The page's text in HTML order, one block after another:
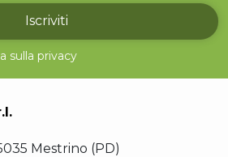
Iscriviti
sulla privacy
Mestrino (PD)